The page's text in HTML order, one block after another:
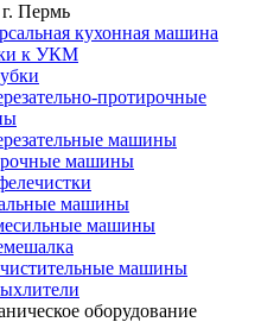
Пермь
кухонная машина
к УКМ
протирочные
машины
машины
машины
машины
машины
оборудование